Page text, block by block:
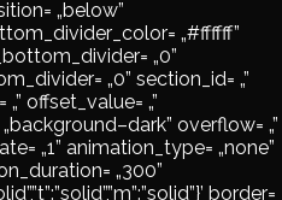
„below”
„#ffffff”
„0”
„0” section_id= „”
offset_value= „”
overflow= „”
„1” animation_type= „none”
„300”
border=